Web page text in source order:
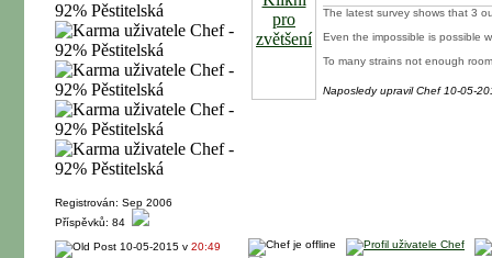
Registrován: Sep 2006
Příspěvků: 84
The latest survey shows that 3
Even the impossible is possible
To many strains not enough
Naposledy upravil Chef 10-05-
10-05-2015 v 20:49